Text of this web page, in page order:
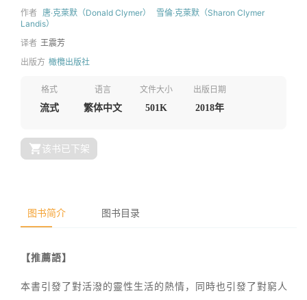
作者 唐‧克萊默（Donald Clymer）
雪倫‧克萊默（Sharon Clymer
Landis）
译者 王震芳
出版方 橄欖出版社
格式
流式
语言
繁体中文
文件大小
501K
出版日期
2018年
该书已下架
图书简介 图书目录
【推薦語】
本書引發了對活潑的靈性生活的熱情，同時也引發了對窮人